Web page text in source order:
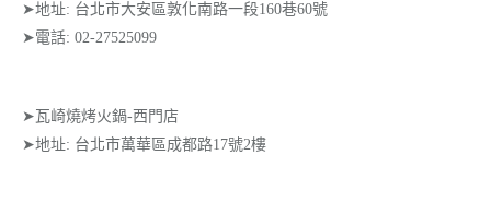
➤地址: 台北市大安區敦化南路一段160巷60號
➤電話: 02-27525099
➤瓦崎燒烤火鍋-西門店
➤地址: 台北市萬華區成都路17號2樓